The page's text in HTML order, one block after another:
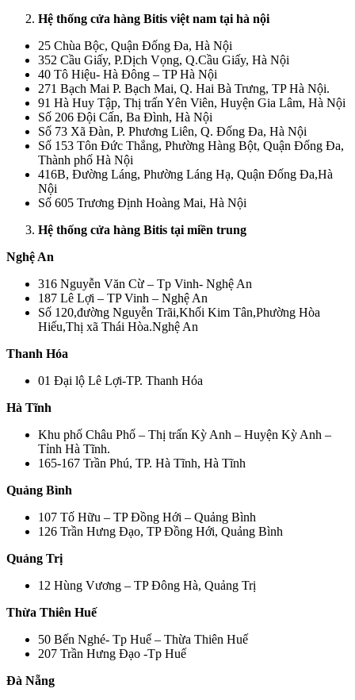
Hệ thống cửa hàng Bitis việt nam tại hà nội
25 Chùa Bộc, Quận Đống Đa, Hà Nội
352 Cầu Giấy, P.Dịch Vọng, Q.Cầu Giấy, Hà Nội
40 Tô Hiệu- Hà Đông – TP Hà Nội
271 Bạch Mai P. Bạch Mai, Q. Hai Bà Trưng, TP Hà Nội.
91 Hà Huy Tập, Thị trấn Yên Viên, Huyện Gia Lâm, Hà Nội
Số 206 Đội Cấn, Ba Đình, Hà Nội
Số 73 Xã Đàn, P. Phương Liên, Q. Đống Đa, Hà Nội
Số 153 Tôn Đức Thắng, Phường Hàng Bột, Quận Đống Đa,
Thành phố Hà Nội
416B, Đường Láng, Phường Láng Hạ, Quận Đống Đa,Hà
Nội
Số 605 Trương Định Hoàng Mai, Hà Nội
Hệ thống cửa hàng Bitis tại miền trung
Nghệ An
316 Nguyễn Văn Cừ – Tp Vinh- Nghệ An
187 Lê Lợi – TP Vinh – Nghệ An
Số 120,đường Nguyễn Trãi,Khối Kim Tân,Phường Hòa
Hiếu,Thị xã Thái Hòa.Nghệ An
Thanh Hóa
01 Đại lộ Lê Lợi-TP. Thanh Hóa
Hà Tĩnh
Khu phố Châu Phố – Thị trấn Kỳ Anh – Huyện Kỳ Anh –
Tỉnh Hà Tĩnh.
165-167 Trần Phú, TP. Hà Tĩnh, Hà Tĩnh
Quảng Bình
107 Tố Hữu – TP Đồng Hới – Quảng Bình
126 Trần Hưng Đạo, TP Đồng Hới, Quảng Bình
Quảng Trị
12 Hùng Vương – TP Đông Hà, Quảng Trị
Thừa Thiên Huế
50 Bến Nghé- Tp Huế – Thừa Thiên Huế
207 Trần Hưng Đạo -Tp Huế
Đà Nẵng